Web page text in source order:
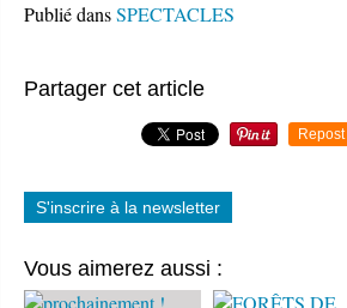
Publié dansSPECTACLES
Partager cet article
Repost
S'inscrire à la newsletter
Vous aimerez aussi :